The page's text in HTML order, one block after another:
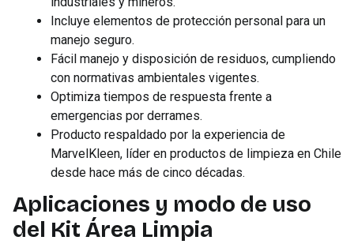
Incluye elementos de protección personal para un
manejo seguro.
Fácil manejo y disposición de residuos, cumpliendo
con normativas ambientales vigentes.
Optimiza tiempos de respuesta frente a
emergencias por derrames.
Producto respaldado por la experiencia de
MarvelKleen, líder en productos de limpieza en Chile
desde hace más de cinco décadas.
Aplicaciones y modo de uso
del Kit Área Limpia